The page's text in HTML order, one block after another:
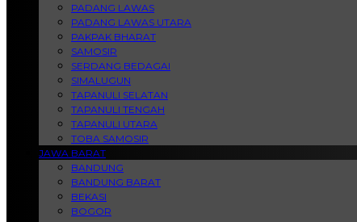
PADANG LAWAS
PADANG LAWAS UTARA
PAKPAK BHARAT
SAMOSIR
SERDANG BEDAGAI
SIMALUGUN
TAPANULI SELATAN
TAPANULI TENGAH
TAPANULI UTARA
TOBA SAMOSIR
JAWA BARAT
BANDUNG
BANDUNG BARAT
BEKASI
BOGOR